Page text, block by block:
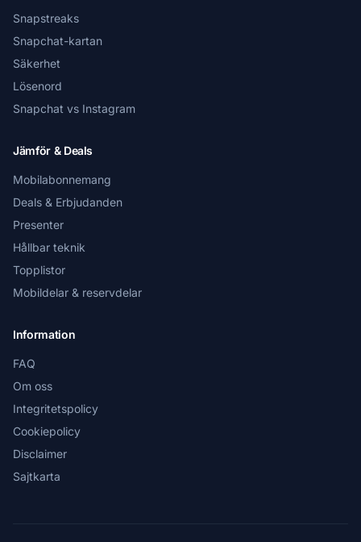
Snapstreaks
Snapchat-kartan
Säkerhet
Lösenord
Snapchat vs Instagram
Jämför & Deals
Mobilabonnemang
Deals & Erbjudanden
Presenter
Hållbar teknik
Topplistor
Mobildelar & reservdelar
Information
FAQ
Om oss
Integritetspolicy
Cookiepolicy
Disclaimer
Sajtkarta